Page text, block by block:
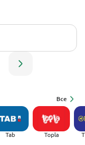
Все
Tab Topla